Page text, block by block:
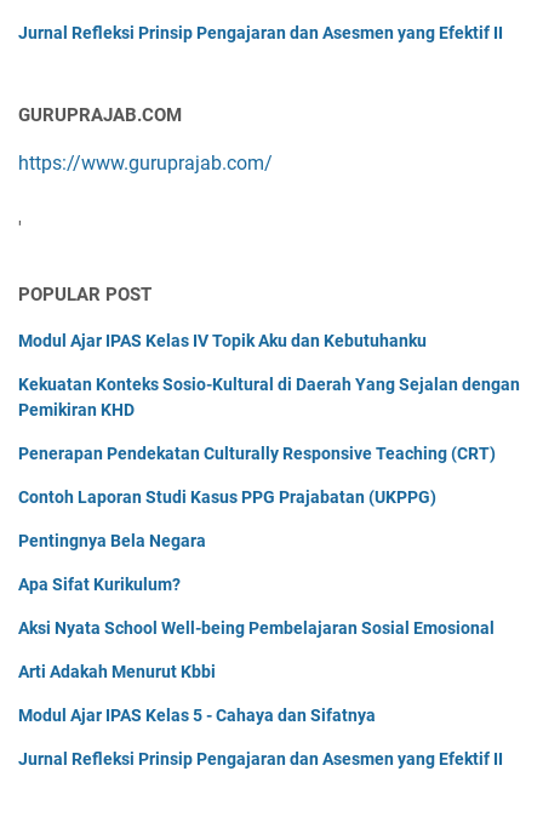
Jurnal Refleksi Prinsip Pengajaran dan Asesmen yang Efektif II
GURUPRAJAB.COM
https://www.guruprajab.com/
'
POPULAR POST
Modul Ajar IPAS Kelas IV Topik Aku dan Kebutuhanku
Kekuatan Konteks Sosio-Kultural di Daerah Yang Sejalan dengan
Pemikiran KHD
Penerapan Pendekatan Culturally Responsive Teaching (CRT)
Contoh Laporan Studi Kasus PPG Prajabatan (UKPPG)
Pentingnya Bela Negara
Apa Sifat Kurikulum?
Aksi Nyata School Well-being Pembelajaran Sosial Emosional
Arti Adakah Menurut Kbbi
Modul Ajar IPAS Kelas 5 - Cahaya dan Sifatnya
Jurnal Refleksi Prinsip Pengajaran dan Asesmen yang Efektif II